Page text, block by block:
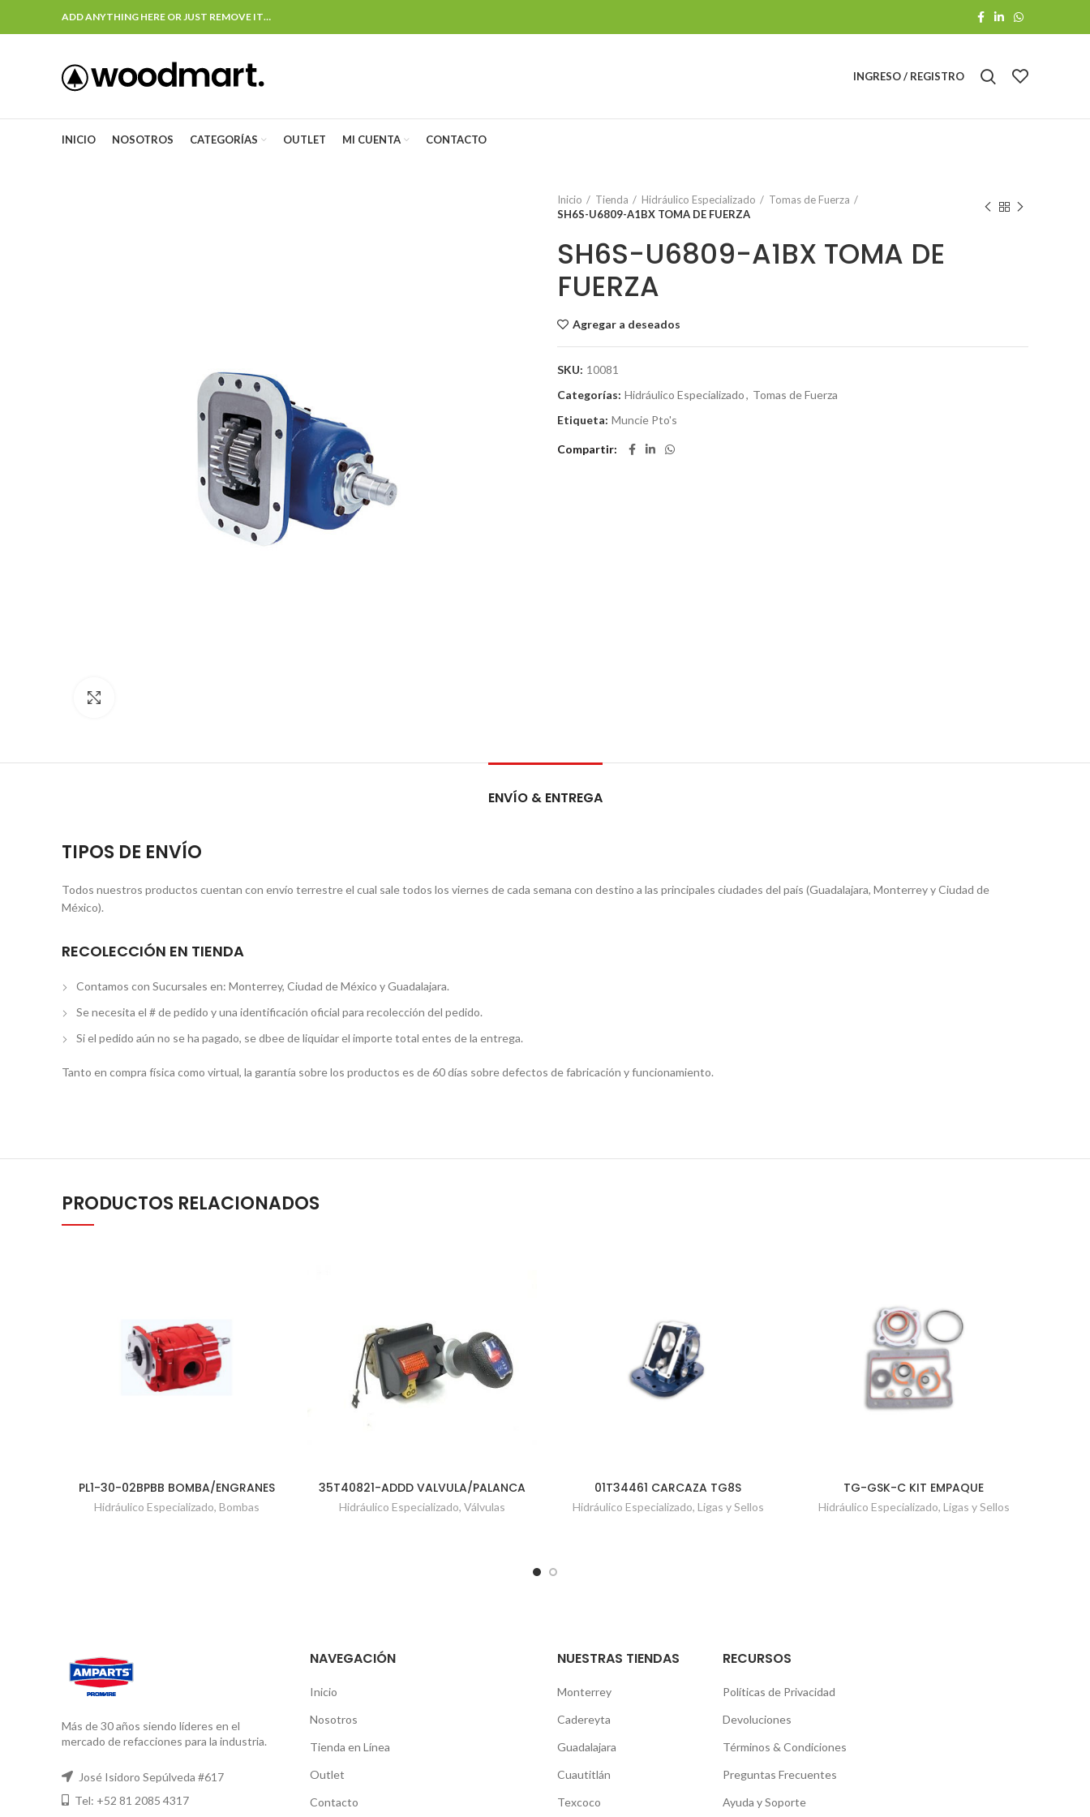
ADD ANYTHING HERE OR JUST REMOVE IT…
INGRESO / REGISTRO
INICIO NOSOTROS CATEGORÍAS OUTLET MI CUENTA CONTACTO
Inicio Tienda Hidráulico Especializado
Tomas de Fuerza
SH6S-U6809-A1BX TOMA DE FUERZA
SH6S-U6809-A1BX TOMA DE
FUERZA
Agregar a deseados
SKU: 10081
Categorías: Hidráulico Especializado, Tomas de Fuerza
Etiqueta: Muncie Pto's
Compartir
ENVÍO & ENTREGA
TIPOS DE ENVÍO
Todos nuestros productos cuentan con envío terrestre el cual sale todos los viernes de cada semana con destino a las principales ciudades del país (Guadalajara, Monterrey y Ciudad de
México).
RECOLECCIÓN EN TIENDA
Contamos con Sucursales en: Monterrey, Ciudad de México y Guadalajara.
Se necesita el # de pedido y una identificación oficial para recolección del pedido.
Si el pedido aún no se ha pagado, se dbee de liquidar el importe total entes de la entrega.
Tanto en compra física como virtual, la garantía sobre los productos es de 60 días sobre defectos de fabricación y funcionamiento.
PRODUCTOS RELACIONADOS
PL1-30-02BPBB BOMBA/ENGRANES
Hidráulico Especializado, Bombas
35T40821-ADDD VALVULA/PALANCA
Hidráulico Especializado, Válvulas
01T34461 CARCAZA TG8S
Hidráulico Especializado, Ligas y Sellos
TG-GSK-C KIT EMPAQUE
Hidráulico Especializado, Ligas y Sellos
Más de 30 años siendo líderes en el
mercado de refacciones para la industria.
José Isidoro Sepúlveda #617
Tel: +52 81 2085 4317
NAVEGACIÓN
Inicio
Nosotros
Tienda en Línea
Outlet
Contacto
NUESTRAS TIENDAS
Monterrey
Cadereyta
Guadalajara
Cuautitlán
Texcoco
RECURSOS
Políticas de Privacidad
Devoluciones
Términos & Condiciones
Preguntas Frecuentes
Ayuda y Soporte